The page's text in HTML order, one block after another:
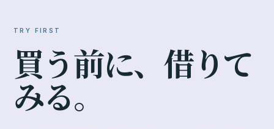
TRY FIRST
買う前に、 借りて
みる。